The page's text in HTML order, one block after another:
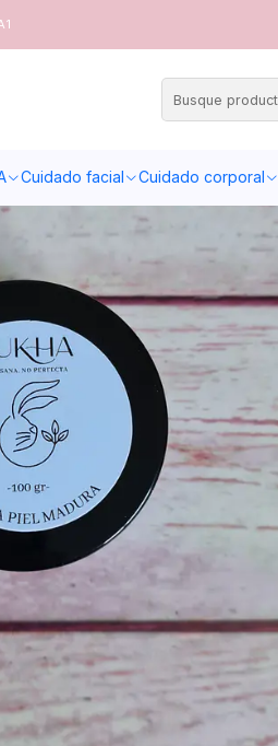
Cuidado facial Cuidado corporal
piel madura